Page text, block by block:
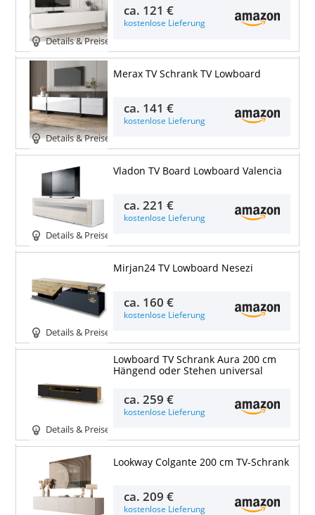
Details & Preise
ca. 121 €
kostenlose Lieferung
Details & Preise
Merax TV Schrank TV Lowboard
ca. 141 €
kostenlose Lieferung
Details & Preise
Vladon TV Board Lowboard Valencia
ca.221 €
kostenlose Lieferung
Details & Preise
Mirjan24 TV Lowboard Nesezi
ca. 160 €
kostenlose Lieferung
Details & Preise
Lowboard TV Schrank Aura 200 cm
Hängend oder Stehen universal
ca.259 €
kostenlose Lieferung
Lookway Colgante 200 cm TV-Schrank
ca.209 €
kostenlose Lieferung